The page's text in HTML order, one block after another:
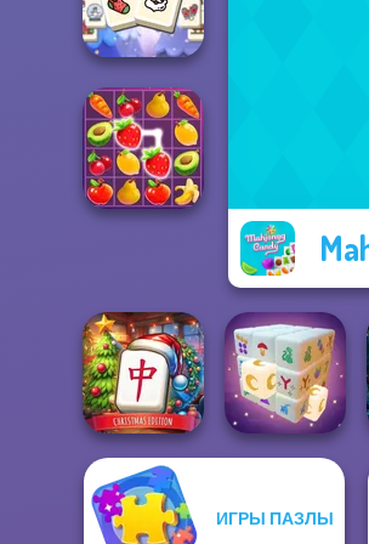
Scandinavian...
Mahjong
Christmas
Holiday
Fruit Mahjong
Mahjong at
Home -
Christmas Ed...
ИГРЫ ПАЗЛЫ